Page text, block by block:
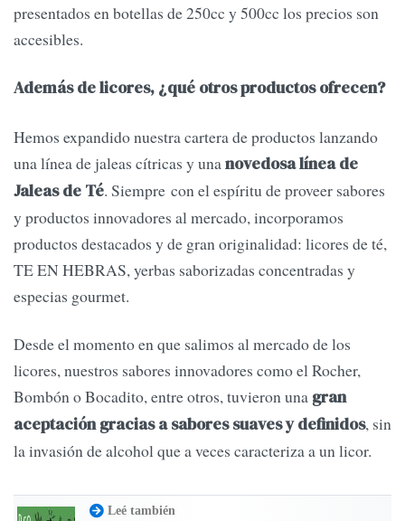
presentados en botellas de 250cc y 500cc los precios son
accesibles.
Además de licores, ¿qué otros productos ofrecen?
Hemos expandido nuestra cartera de productos lanzando
una línea de jaleas cítricas y unanovedosa línea de
Jaleas de Té. Siempre con el espíritu de proveer sabores
y productos innovadores al mercado, incorporamos
productos destacados y de gran originalidad: licores de té,
TE EN HEBRAS, yerbas saborizadas concentradas y
especias gourmet.
Desde el momento en que salimos al mercado de los
licores, nuestros sabores innovadores como el Rocher,
Bombón o Bocadito, entre otros, tuvieron una gran
aceptación gracias a sabores suaves y definidos, sin
la invasión de alcohol que a veces caracteriza a un licor.
Leé también